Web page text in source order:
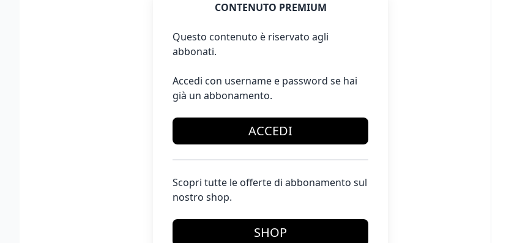
CONTENUTO PREMIUM
Questo contenuto è riservato agli
abbonati.
Accedi con username e password se hai
già un abbonamento.
ACCEDI
Scopri tutte le offerte di abbonamento sul
nostro shop.
SHOP